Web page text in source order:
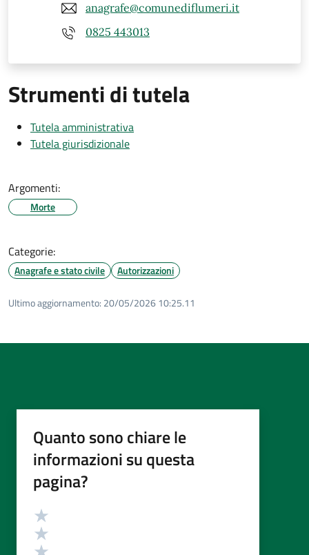
anagrafe@comunediflumeri.it
0825 443013
Strumenti di tutela
Tutela amministrativa
Tutela giurisdizionale
Argomenti:
Morte
Categorie:
Anagrafe e stato civile Autorizzazioni
Ultimo aggiornamento: 20/05/2026 10:25.11
Quanto sono chiare le
informazioni su questa
pagina?
Valutazione